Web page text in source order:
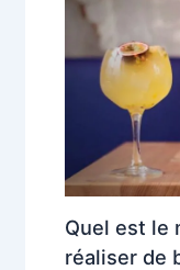
Quel est le
réaliser de